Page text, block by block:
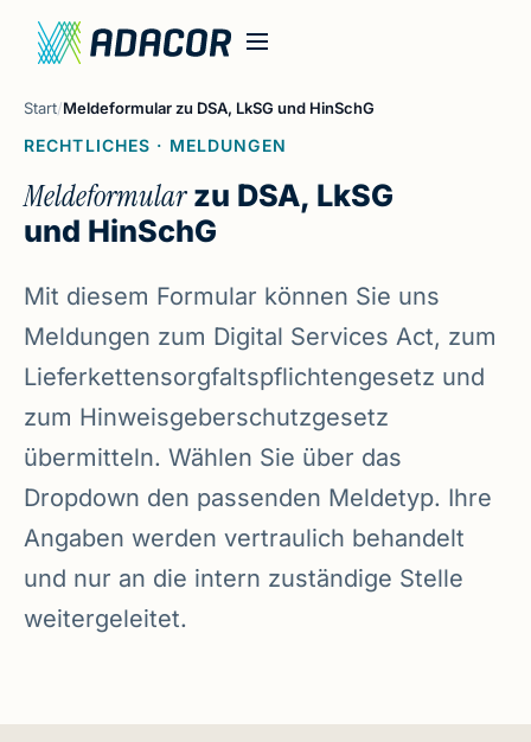
Start/Meldeformular zu DSA, LkSG und HinSchG
RECHTLICHES · MELDUNGEN
Meldeformularzu DSA, LkSG
und HinSchG
Mit diesem Formular können Sie uns
Meldungen zum Digital Services Act, zum
Lieferkettensorgfaltspflichtengesetz und
zum Hinweisgeberschutzgesetz
übermitteln. Wählen Sie über das
Dropdown den passenden Meldetyp. Ihre
Angaben werden vertraulich behandelt
und nur an die intern zuständige Stelle
weitergeleitet.